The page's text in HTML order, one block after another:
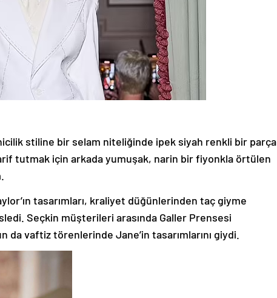
stiline bir selam niteliğinde ipek siyah renkli bir parça
tutmak için arkada yumuşak, narin bir fiyonkla örtülen
tasarımları, kraliyet düğünlerinden taç giyme
Seçkin müşterileri arasında Galler Prensesi
vaftiz törenlerinde Jane’in tasarımlarını giydi.